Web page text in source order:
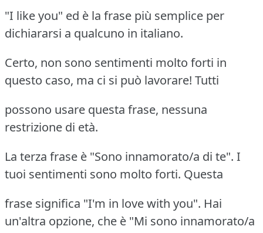
"I like you" ed è la frase più semplice per
dichiararsi a qualcuno in italiano.
Certo, non sono sentimenti molto forti in
questo caso, ma ci si può lavorare! Tutti
possono usare questa frase, nessuna
restrizione di età.
La terza frase è "Sono innamorato/a di te". I
tuoi sentimenti sono molto forti. Questa
frase significa "I'm in love with you". Hai
un'altra opzione, che è "Mi sono innamorato/a